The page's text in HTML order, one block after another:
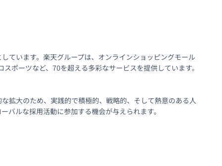
ています。楽天グループは、オンラインショッピングモール
ポーツなど、70を超える多彩なサービスを提供しています。
拡大のため、実践的で積極的、戦略的、そして熱意のある人
バルな採用活動に参加する機会が与えられます。